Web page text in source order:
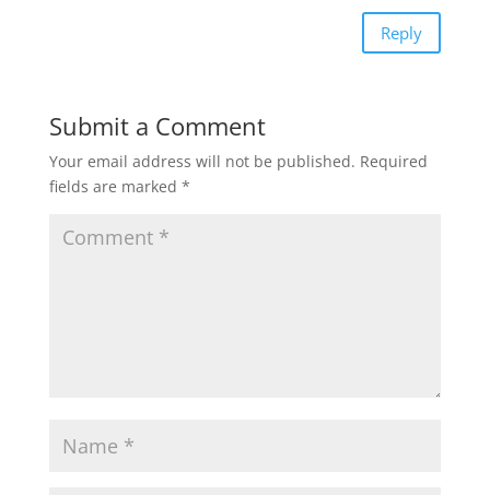
Reply
Submit a Comment
Your email address will not be published. Required
fields are marked *